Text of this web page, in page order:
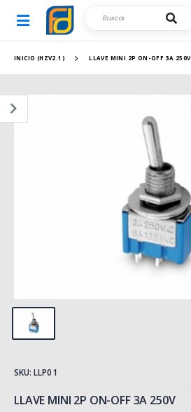
INICIO (HZV2.1) LLAVE MINI 2P ON-OFF 3A 250V
SKU: LLP01
LLAVE MINI 2P ON-OFF 3A 250V